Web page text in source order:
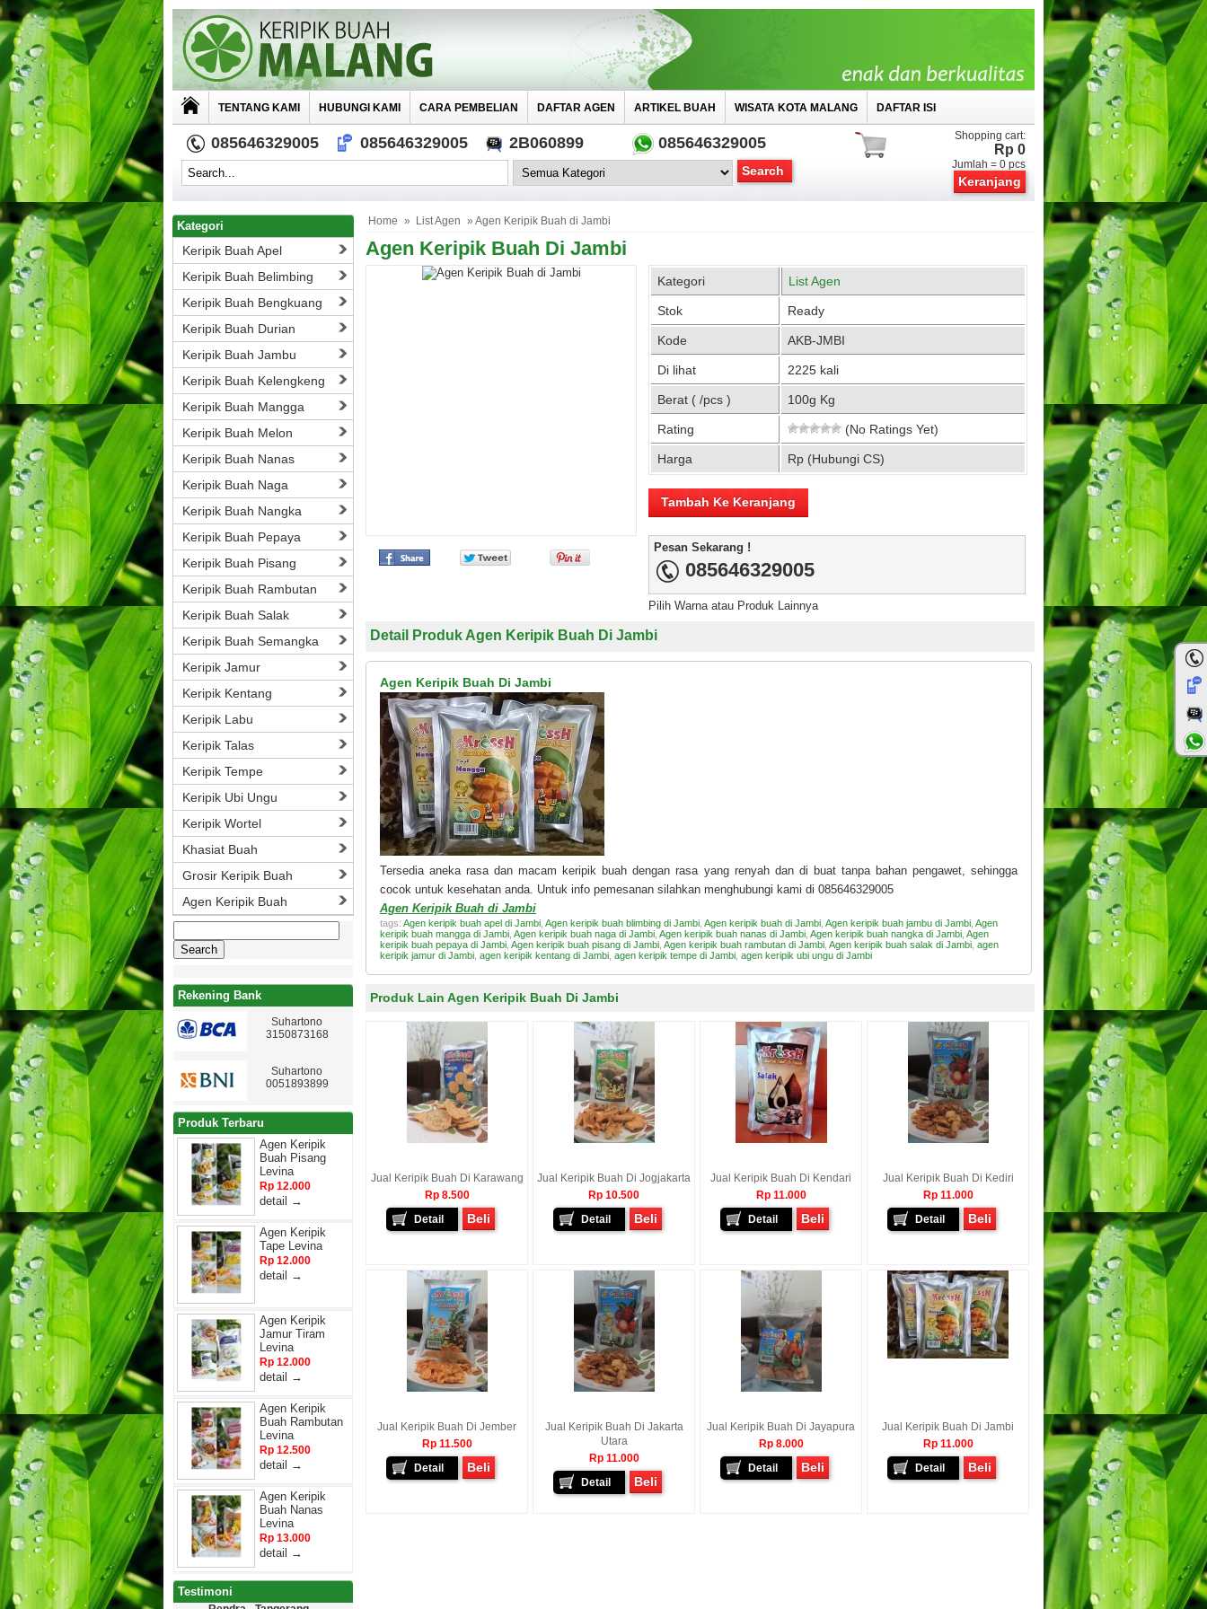
TENTANG KAMI HUBUNGI KAMI CARA PEMBELIAN DAFTAR AGEN ARTIKEL BUAH WISATA KOTA MALANG DAFTAR ISI
Shopping cart:
Rp 0
Jumlah = 0 pcs
Keranjang
085646329005 085646329005 2B060899 085646329005
Home » List Agen » Agen Keripik Buah di Jambi
Agen Keripik Buah Di Jambi
Kategori List Agen
Stok Ready
Kode AKB-JMBI
Di lihat 2225 kali
Berat ( /pcs ) 100g Kg
Rating (No Ratings Yet)
Harga Rp (Hubungi CS)
Pesan Sekarang !
085646329005
Pilih Warna atau Produk Lainnya
Detail Produk Agen Keripik Buah Di Jambi
Agen Keripik Buah Di Jambi
Tersedia aneka rasa dan macam keripik buah dengan rasa yang renyah dan di buat tanpa bahan pengawet, sehingga
cocok untuk kesehatan anda. Untuk info pemesanan silahkan menghubungi kami di 085646329005
Agen Keripik Buah di Jambi
tags: Agen keripik buah apel di Jambi Agen keripik buah blimbing di Jambi Agen keripik buah di Jambi Agen keripik buah jambu di Jambi Agen
keripik buah mangga di Jambi Agen keripik buah naga di Jambi Agen keripik buah nanas di Jambi Agen keripik buah nangka di Jambi Agen
keripik buah pepaya di Jambi Agen keripik buah pisang di Jambi Agen keripik buah rambutan di Jambi Agen keripik buah salak di Jambi agen
keripik jamur di Jambi agen keripik kentang di Jambi agen keripik tempe di Jambi agen keripik ubi ungu di Jambi
Produk Lain Agen Keripik Buah Di Jambi
Jual Keripik Buah Di Karawang
Rp 8.500
Detail
Beli
Jual Keripik Buah Di Jogjakarta
Rp 10.500
Detail
Beli
Jual Keripik Buah Di Kendari
Rp 11.000
Detail
Beli
Jual Keripik Buah Di Kediri
Rp 11.000
Detail
Beli
Jual Keripik Buah Di Jember
Rp 11.500
Detail
Beli
Jual Keripik Buah Di Jakarta
Utara
Rp 11.000
Detail
Beli
Jual Keripik Buah Di Jayapura
Rp 8.000
Detail
Beli
Jual Keripik Buah Di Jambi
Rp 11.000
Detail
Beli
Kategori
Keripik Buah Apel
Keripik Buah Belimbing
Keripik Buah Bengkuang
Keripik Buah Durian
Keripik Buah Jambu
Keripik Buah Kelengkeng
Keripik Buah Mangga
Keripik Buah Melon
Keripik Buah Nanas
Keripik Buah Naga
Keripik Buah Nangka
Keripik Buah Pepaya
Keripik Buah Pisang
Keripik Buah Rambutan
Keripik Buah Salak
Keripik Buah Semangka
Keripik Jamur
Keripik Kentang
Keripik Labu
Keripik Talas
Keripik Tempe
Keripik Ubi Ungu
Keripik Wortel
Khasiat Buah
Grosir Keripik Buah
Agen Keripik Buah
for:
Rekening Bank
Suhartono
3150873168
Suhartono
0051893899
Produk Terbaru
Agen Keripik
Buah Pisang
Levina
Rp 12.000
detail →
Agen Keripik
Tape Levina
Rp 12.000
detail →
Agen Keripik
Jamur Tiram
Levina
Rp 12.000
detail →
Agen Keripik
Buah Rambutan
Levina
Rp 12.500
detail →
Agen Keripik
Buah Nanas
Levina
Rp 13.000
detail →
Testimoni